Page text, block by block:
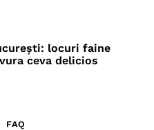
locuri faine
ceva delicios
FAQ